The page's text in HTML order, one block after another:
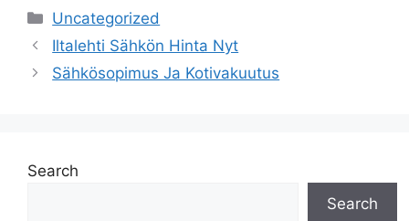
Categories
Uncategorized
Iltalehti Sähkön Hinta Nyt
Sähkösopimus Ja Kotivakuutus
Search
Search